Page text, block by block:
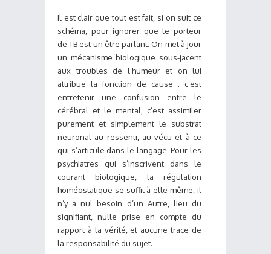
Il est clair que tout est fait, si on suit ce
schéma, pour ignorer que le porteur
de TB est un être parlant. On met à jour
un mécanisme biologique sous-jacent
aux troubles de l’humeur et on lui
attribue la fonction de cause : c’est
entretenir une confusion entre le
cérébral et le mental, c’est assimiler
purement et simplement le substrat
neuronal au ressenti, au vécu et à ce
qui s’articule dans le langage. Pour les
psychiatres qui s’inscrivent dans le
courant biologique, la régulation
homéostatique se suffit à elle-même, il
n’y a nul besoin d’un Autre, lieu du
signifiant, nulle prise en compte du
rapport à la vérité, et aucune trace de
la responsabilité du sujet.